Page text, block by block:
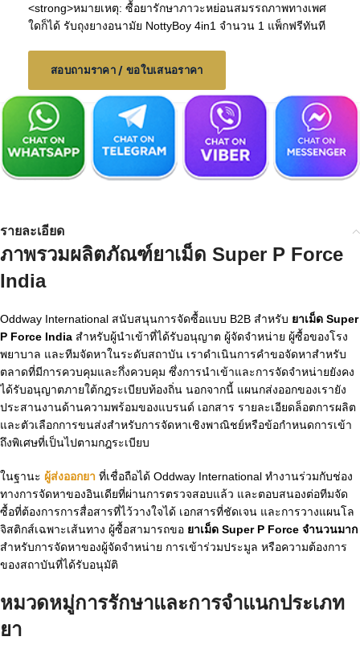
<strong>หมายเหตุ: ซื้อยารักษาภาวะหย่อนสมรรถภาพทางเพศ
ใดก็ได้ รับถุงยางอนามัย NottyBoy 4in1 จำนวน 1 แพ็กฟรีทันที
สอบถามราคา / ขอใบเสนอราคา
รายละเอียด
ภาพรวมผลิตภัณฑ์ยาเม็ด Super P Force
India
Oddway International สนับสนุนการจัดซื้อแบบ B2B สำหรับ ยาเม็ด Super
P Force India สำหรับผู้นำเข้าที่ได้รับอนุญาต ผู้จัดจำหน่าย ผู้ซื้อของโรง
พยาบาล และทีมจัดหาในระดับสถาบัน เราดำเนินการคำขอจัดหาสำหรับ
ตลาดที่มีการควบคุมและกึ่งควบคุม ซึ่งการนำเข้าและการจัดจำหน่ายยังคง
ได้รับอนุญาตภายใต้กฎระเบียบท้องถิ่น นอกจากนี้ แผนกส่งออกของเรายัง
ประสานงานด้านความพร้อมของแบรนด์ เอกสาร รายละเอียดล็อตการผลิต
และตัวเลือกการขนส่งสำหรับการจัดหาเชิงพาณิชย์หรือข้อกำหนดการเข้า
ถึงพิเศษที่เป็นไปตามกฎระเบียบ
ในฐานะ ผู้ส่งออกยา ที่เชื่อถือได้ Oddway International ทำงานร่วมกับช่อง
ทางการจัดหาของอินเดียที่ผ่านการตรวจสอบแล้ว และตอบสนองต่อทีมจัด
ซื้อที่ต้องการการสื่อสารที่ไว้วางใจได้ เอกสารที่ชัดเจน และการวางแผนโล
จิสติกส์เฉพาะเส้นทาง ผู้ซื้อสามารถขอ ยาเม็ด Super P Force จำนวนมาก
สำหรับการจัดหาของผู้จัดจำหน่าย การเข้าร่วมประมูล หรือความต้องการ
ของสถาบันที่ได้รับอนุมัติ
หมวดหมู่การรักษาและการจำแนกประเภท
ยา